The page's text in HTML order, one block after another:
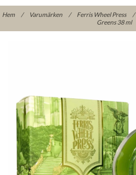
Hem / Varumärken / Ferris Wheel Press /
Greens 38 ml